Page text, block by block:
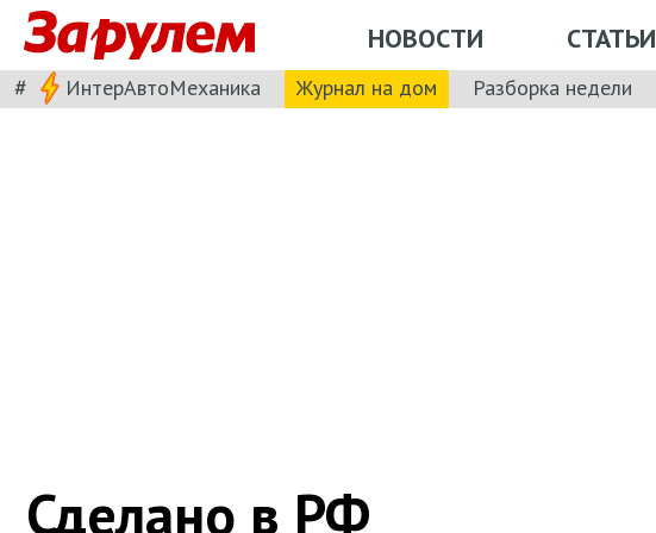
НОВОСТИ СТАТЬИ
# ИнтерАвтоМеханика Журнал на дом Разборка недели
Сделано в РФ